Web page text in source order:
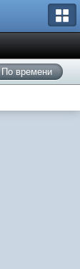
По времени